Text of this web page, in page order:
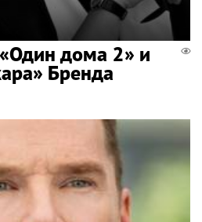
дома 2» и
Бренда